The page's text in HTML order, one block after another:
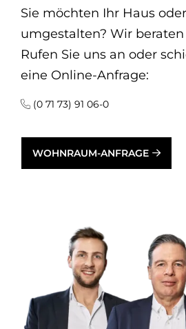
Sie möchten Ihr Haus
umgestalten? Wir beraten
Rufen Sie uns an oder
eine Online-Anfrage:
(0 71 73) 91 06-0
WOHNRAUM-ANFRAGE